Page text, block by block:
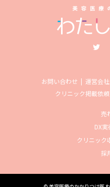
お問い合わせ 運営会社
クリニック掲載依頼
売
DX
クリニック
採